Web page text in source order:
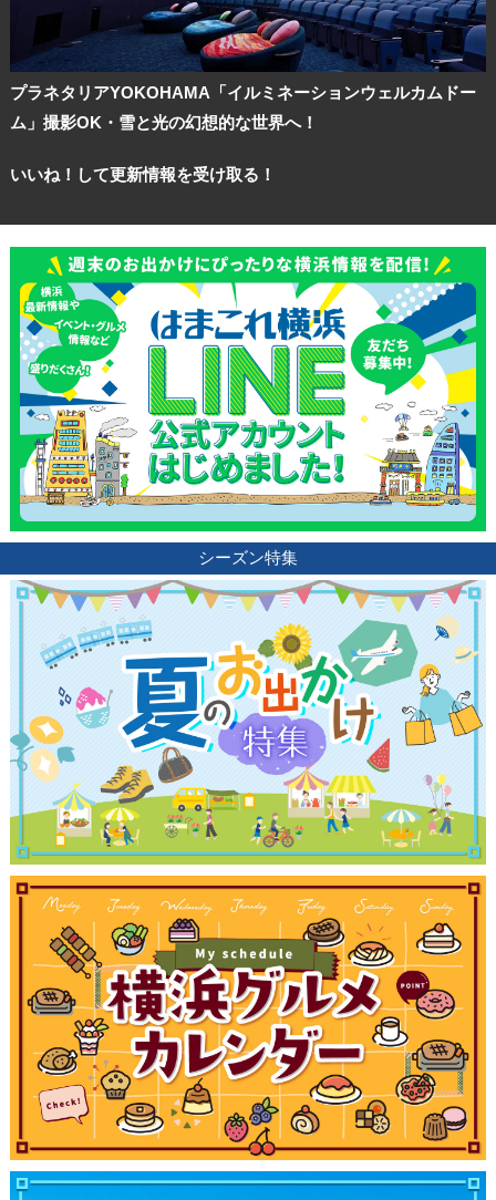
プラネタリアYOKOHAMA「イルミネーションウェルカムドー
ム」撮影OK・雪と光の幻想的な世界へ！
いいね！して更新情報を受け取る！
シーズン特集
観光ガイド
ランキング
ブログ記事
サイトについて